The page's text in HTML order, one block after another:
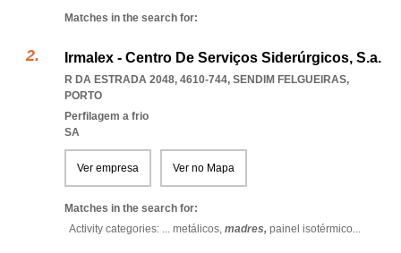
Matches in the search for:
Irmalex - Centro De Serviços Siderúrgicos, S.a.
R DA ESTRADA 2048, 4610-744, SENDIM FELGUEIRAS,
PORTO
Perfilagem a frio
SA
Ver empresa Ver no Mapa
Matches in the search for:
Activity categories: ... metálicos, madres, painel isotérmico...